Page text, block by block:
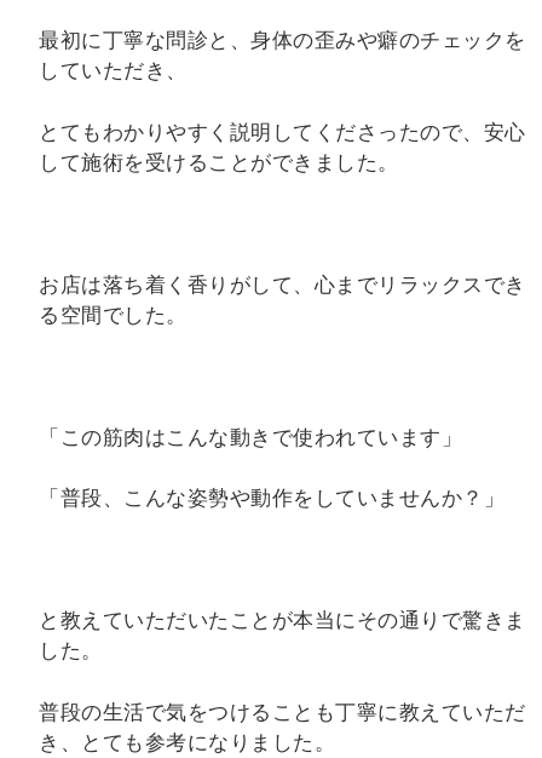
最初に丁寧な問診と、身体の歪みや癖のチェックを
していただき、
とてもわかりやすく説明してくださったので、安心
して施術を受けることができました。
お店は落ち着く香りがして、心までリラックスでき
る空間でした。
「この筋肉はこんな動きで使われています」
「普段、こんな姿勢や動作をしていませんか？」
と教えていただいたことが本当にその通りで驚きま
した。
普段の生活で気をつけることも丁寧に教えていただ
き、とても参考になりました。